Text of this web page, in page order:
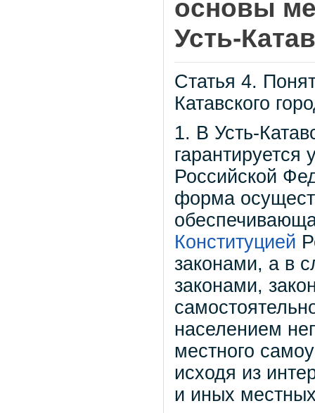
основы
Усть-
Статья 4.
Катавского
1. В Усть-
гарантируется
Российской
форма
Конституцией
законами, а в
законами,
населением
местного
исходя из
и иных